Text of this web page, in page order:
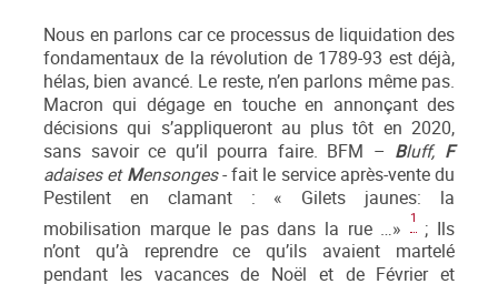
Nous en parlons car ce processus de liquidation des
fondamentaux de la révolution de 1789-93 est déjà,
hélas, bien avancé. Le reste, n’en parlons même pas.
Macron qui dégage en touche en annonçant des
décisions qui s’appliqueront au plus tôt en 2020,
sans savoir ce qu’il pourra faire. BFM – Bluff, F
adaises etMensonges- fait le service après-vente du
Pestilent en clamant : « Gilets jaunes: la
mobilisation marque le pas dans la rue …»
1; Ils
n’ont qu’à reprendre ce qu’ils avaient martelé
pendant les vacances de Noël et de Février et